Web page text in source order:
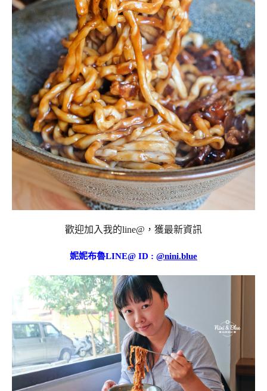
歡迎加入我的line@，獲最新資訊
妮妮布魯LINE@ ID : @nini.blue